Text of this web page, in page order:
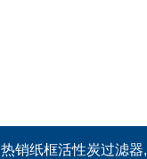
热销纸框活性炭过滤